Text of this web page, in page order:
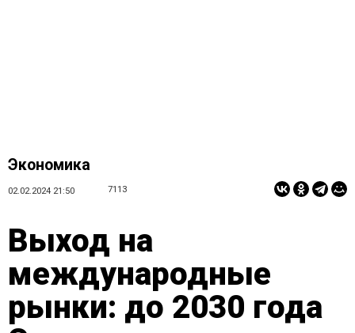
Экономика
02.02.2024 21:50 7113
Выход на
международные
рынки: до 2030 года